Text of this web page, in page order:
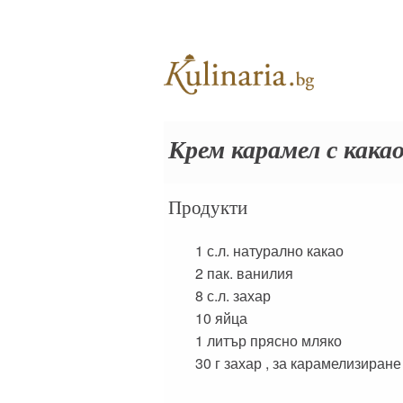
Крем карамел с
Продукти
1 с.л. натурално какао
2 пак. ванилия
8 с.л. захар
10 яйца
1 литър прясно мляко
30 гзахар , за карамелизиране